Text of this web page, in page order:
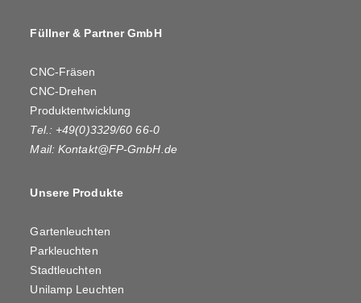
Füllner & Partner GmbH
CNC-Fräsen
CNC-Drehen
Produktentwicklung
Tel.: +49(0)3329/60 66-0
Mail:Kontakt@FP-GmbH.de
Unsere Produkte
Gartenleuchten
Parkleuchten
Stadtleuchten
Unilamp Leuchten